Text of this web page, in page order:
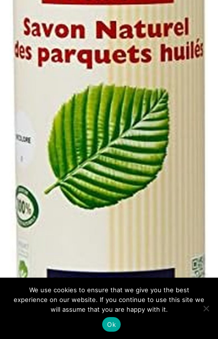
We use cookies to ensure that we give you the best
experience on our website. If you continue to use this site we
will assume that you are happy with it.
Ok